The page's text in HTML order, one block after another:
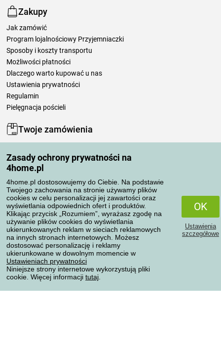
Zasady ochrony prywatności na
4home.pl
4home.pl dostosowujemy do Ciebie. Na podstawie
Twojego zachowania na stronie używamy plików
cookies w celu personalizacji jej zawartości oraz
wyświetlania odpowiednich ofert i produktów.
Klikając przycisk „Rozumiem”, wyrażasz zgodę na
używanie plików cookies do wyświetlania
ukierunkowanych reklam w sieciach reklamowych
na innych stronach internetowych. Możesz
dostosować personalizację i reklamy
ukierunkowane w dowolnym momencie w
Ustawieniach prywatności
Niniejsze strony internetowe wykorzystują pliki
cookie. Więcej informacji tutaj
OK
Ustawienia
szczegółowe
Zakupy
Jak zamówić
Program lojalnościowy Przyjemniaczki
Sposoby i koszty transportu
Możliwości płatności
Dlaczego warto kupować u nas
Ustawienia prywatności
Regulamin
Pielęgnacja pościeli
Twoje zamówienia
Moje zamówienia
Reklamacje
Odstąpienie od umowy
Zasady przetwarzania recenzji
Sposoby transportu
Metody płatności